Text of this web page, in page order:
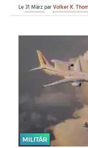
Le31 MärzparVolker K.
MILITÄR